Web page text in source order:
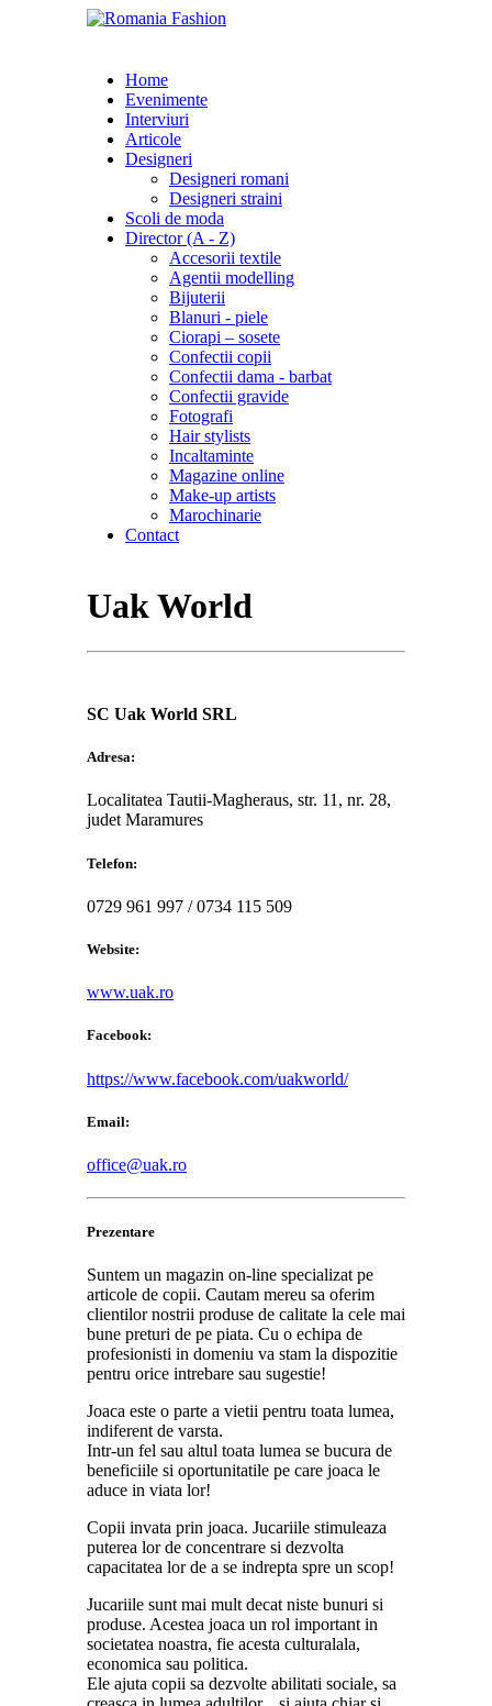
Home
Evenimente
Interviuri
Articole
Designeri
Designeri romani
Designeri straini
Scoli de moda
Director (A - Z)
Accesorii textile
Agentii modelling
Bijuterii
Blanuri - piele
Ciorapi – sosete
Confectii copii
Confectii dama - barbat
Confectii gravide
Fotografi
Hair stylists
Incaltaminte
Magazine online
Make-up artists
Marochinarie
Contact
Uak World
SC Uak World SRL
Adresa:
Localitatea Tautii-Magheraus, str. 11, nr. 28,
judet Maramures
Telefon:
0729 961 997 / 0734 115 509
Website:
www.uak.ro
Facebook:
https://www.facebook.com/uakworld/
Email:
office@uak.ro
Prezentare
Suntem un magazin on-line specializat pe
articole de copii. Cautam mereu sa oferim
clientilor nostrii produse de calitate la cele mai
bune preturi de pe piata. Cu o echipa de
profesionisti in domeniu va stam la dispozitie
pentru orice intrebare sau sugestie!
Joaca este o parte a vietii pentru toata lumea,
indiferent de varsta.
Intr-un fel sau altul toata lumea se bucura de
beneficiile si oportunitatile pe care joaca le
aduce in viata lor!
Copii invata prin joaca. Jucariile stimuleaza
puterea lor de concentrare si dezvolta
capacitatea lor de a se indrepta spre un scop!
Jucariile sunt mai mult decat niste bunuri si
produse. Acestea joaca un rol important in
societatea noastra, fie acesta culturalala,
economica sau politica.
Ele ajuta copii sa dezvolte abilitati sociale, sa